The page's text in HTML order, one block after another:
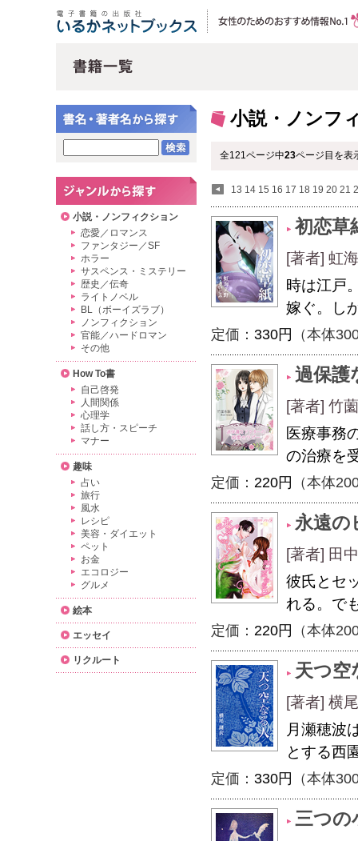
小説・ノンフ
全121ページ中23ページ目を表
13 14 15 16 17 18 19 20 21
初恋草
[著者] 虹
時は江戸
嫁ぐ。し
定価： 330円 （本体
過保護
[著者] 竹
医療事務
の治療を
定価： 220円 （本体
永遠の
[著者] 田
彼氏とセ
れる。で
定価： 220円 （本体
天つ空
[著者] 横
月瀬穂波
とする西
定価： 330円 （本体
三つ
小説・ノンフィクション
恋愛／ロマンス
ファンタジー／SF
ホラー
サスペンス・ミステリー
歴史／伝奇
ライトノベル
BL（ボーイズラブ）
ノンフィクション
官能／ハードロマン
その他
How To書
自己啓発
人間関係
心理学
話し方・スピーチ
マナー
趣味
占い
旅行
風水
レシピ
美容・ダイエット
ペット
お金
エコロジー
グルメ
絵本
エッセイ
リクルート